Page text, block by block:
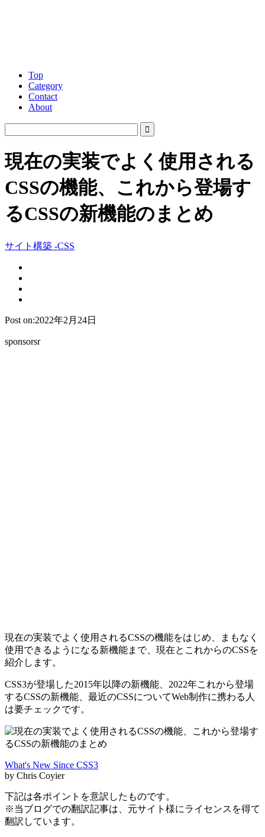
Top
Category
Contact
About
現在の実装でよく使用される
CSSの機能、これから登場す
るCSSの新機能のまとめ
サイト構築 -CSS
Post on:2022年2月24日
sponsorsr
現在の実装でよく使用されるCSSの機能をはじめ、まもなく
使用できるようになる新機能まで、現在とこれからのCSSを
紹介します。
CSS3が登場した2015年以降の新機能、2022年これから登場
するCSSの新機能、最近のCSSについてWeb制作に携わる人
は要チェックです。
What's New Since CSS3
by Chris Coyier
下記は各ポイントを意訳したものです。
※当ブログでの翻訳記事は、元サイト様にライセンスを得て
翻訳しています。